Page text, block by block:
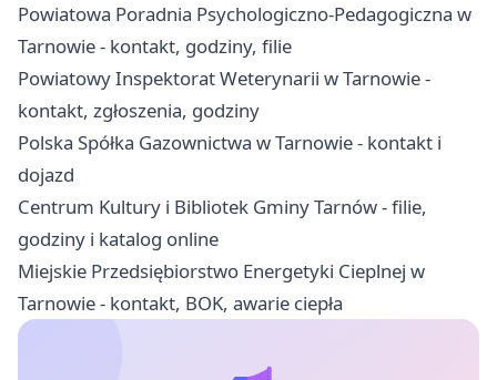
Powiatowa Poradnia Psychologiczno-Pedagogiczna w
Tarnowie - kontakt, godziny, filie
Powiatowy Inspektorat Weterynarii w Tarnowie -
kontakt, zgłoszenia, godziny
Polska Spółka Gazownictwa w Tarnowie - kontakt i
dojazd
Centrum Kultury i Bibliotek Gminy Tarnów - filie,
godziny i katalog online
Miejskie Przedsiębiorstwo Energetyki Cieplnej w
Tarnowie - kontakt, BOK, awarie ciepła